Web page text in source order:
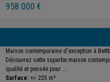
958 000 €
Maison contemporaine d'exception à
Découvrez cette superbe maison
qualité et pensée pour ...
Surface: +/- 225 m²